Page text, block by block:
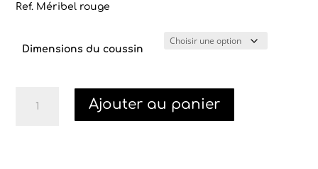
Ref. Méribel rouge
Dimensions du coussin
Ajouter au panier